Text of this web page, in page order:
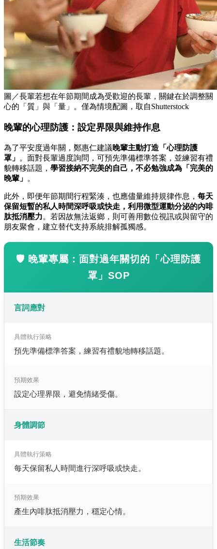
圖／長輩若想在年節期間成為受歡迎的長輩，關鍵在於調整關
心的「質」與「量」。僅為情境配圖，取自Shutterstock
晚輩的心理防護：設定界限與維持作息
為了平安度過年關，鄭惠仁建議晚輩主動打造「心理防護
罩」 。面對長輩過度詢問，可預先準備標準答案，並練習有禮
貌轉移話題， 學習接納不完美的自己，不必勉強成為「完美的
晚輩」 。
此外，即便年節期間行程緊湊，也應儘量維持規律作息， 每天
保留短暫的私人時間深呼吸或快走，利用微型運動分泌的內啡
肽抵消壓力。若因故無法返鄉，則可善用數位視訊或與留守的
朋友聚會，建立替代支持系統排解孤獨感。
🛡️ 晚輩專屬：面對過年關切的「心理防護
罩」SOP
言詞應對
具體執行策略
預先準備標準答案，練習有禮貌地轉移話題。
預期效果
設定心理界限，避免情緒受傷。
身體調節
具體執行策略
每天保留私人時間進行深呼吸或快走。
預期效果
產生內啡肽抵消壓力，穩定心情。
生活節奏